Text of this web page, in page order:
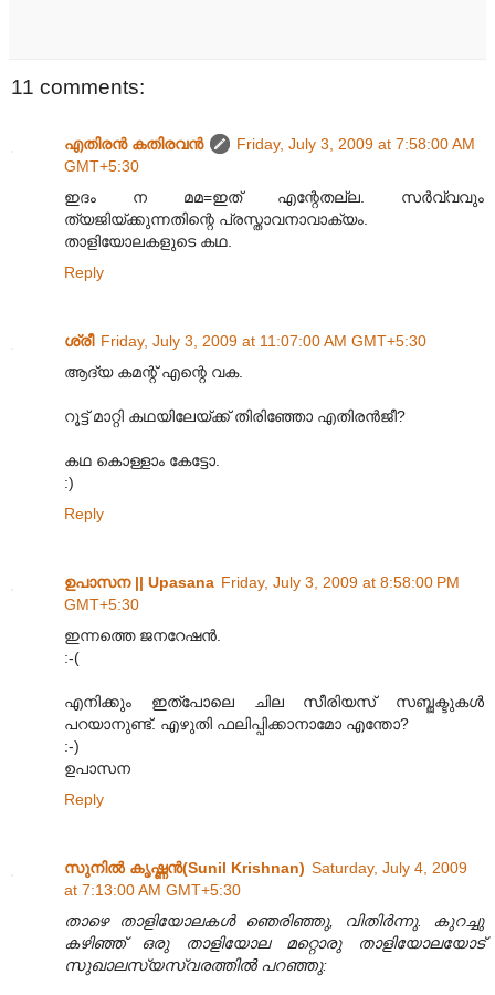
11 comments:
എതിരന്‍ കതിരവന്‍
Friday, July 3, 2009 at 7:58:00 AM
GMT+5:30
ഇദം ന മമ=ഇത് എന്റേതല്ല. സർവ്വവും
ത്യജിയ്ക്കുന്നതിന്റെ പ്രസ്താവനാവാക്യം.
താളിയോലകളുടെ കഥ.
Reply
ശ്രീ Friday, July 3, 2009 at 11:07:00 AM GMT+5:30
ആദ്യ കമന്റ് എന്റെ വക.
റൂട്ട് മാറ്റി കഥയിലേയ്ക്ക് തിരിഞ്ഞോ എതിരന്‍‌ജീ?
കഥ കൊള്ളാം കേട്ടോ.
:)
Reply
ഉപാസന || Upasana Friday, July 3, 2009 at 8:58:00 PM
GMT+5:30
ഇന്നത്തെ ജനറേഷന്‍.
:-(
എനിക്കും ഇത്പോലെ ചില സീരിയസ് സബ്ജക്ടുകള്‍
പറയാനുണ്ട്. എഴുതി ഫലിപ്പിക്കാനാമോ എന്തോ?
:-)
ഉപാസന
Reply
സുനിൽ കൃഷ്ണൻ(Sunil Krishnan) Saturday, July 4, 2009
at 7:13:00 AM GMT+5:30
താഴെ താളിയോലകൾ ഞെരിഞ്ഞു, വിതിർന്നു. കുറച്ചു
കഴിഞ്ഞ് ഒരു താളിയോല മറ്റൊരു താളിയോലയോട്
സുഖാലസ്യസ്വരത്തിൽ പറഞ്ഞു: